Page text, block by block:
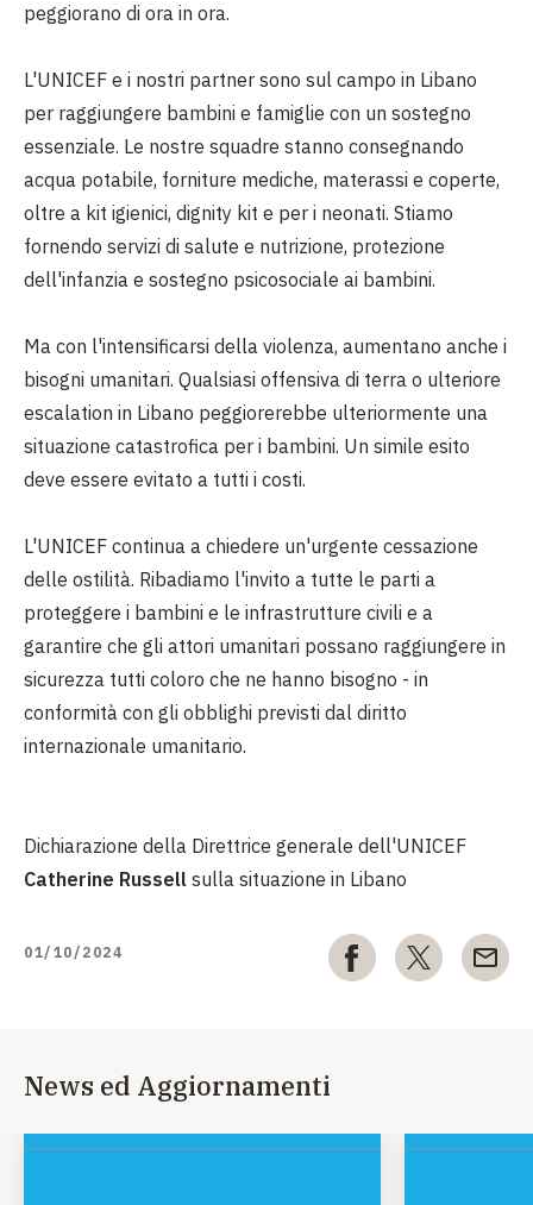
peggiorano di ora in ora.
L'UNICEF e i nostri partner sono sul campo in Libano
per raggiungere bambini e famiglie con un sostegno
essenziale. Le nostre squadre stanno consegnando
acqua potabile, forniture mediche, materassi e coperte,
oltre a kit igienici, dignity kit e per i neonati. Stiamo
fornendo servizi di salute e nutrizione, protezione
dell'infanzia e sostegno psicosociale ai bambini.
Ma con l'intensificarsi della violenza, aumentano anche i
bisogni umanitari. Qualsiasi offensiva di terra o ulteriore
escalation in Libano peggiorerebbe ulteriormente una
situazione catastrofica per i bambini. Un simile esito
deve essere evitato a tutti i costi.
L'UNICEF continua a chiedere un'urgente cessazione
delle ostilità. Ribadiamo l'invito a tutte le parti a
proteggere i bambini e le infrastrutture civili e a
garantire che gli attori umanitari possano raggiungere in
sicurezza tutti coloro che ne hanno bisogno - in
conformità con gli obblighi previsti dal diritto
internazionale umanitario.
Dichiarazione della Direttrice generale dell'UNICEF
Catherine Russell sulla situazione in Libano
01/10/2024
News ed Aggiornamenti